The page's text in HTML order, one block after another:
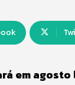
em